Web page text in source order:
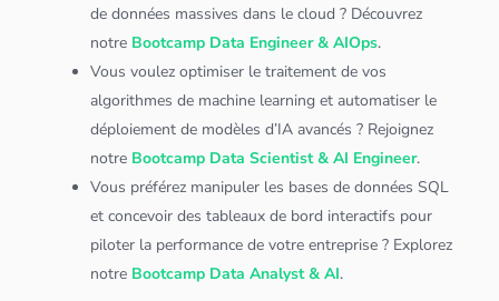
dedonnées massives dans lecloud ? Découvrez
notre Bootcamp Data Engineer & AIOps.
Vous voulez optimiser le traitement de vos
algorithmes de machine learning et automatiser le
déploiement de modèles d’IA avancés ? Rejoignez
notre Bootcamp Data Scientist & AI Engineer.
Vous préférez manipuler les bases dedonnées SQL
et concevoir destableaux de bord interactifs pour
piloter la performance de votre entreprise ? Explorez
notre Bootcamp Data Analyst & AI.